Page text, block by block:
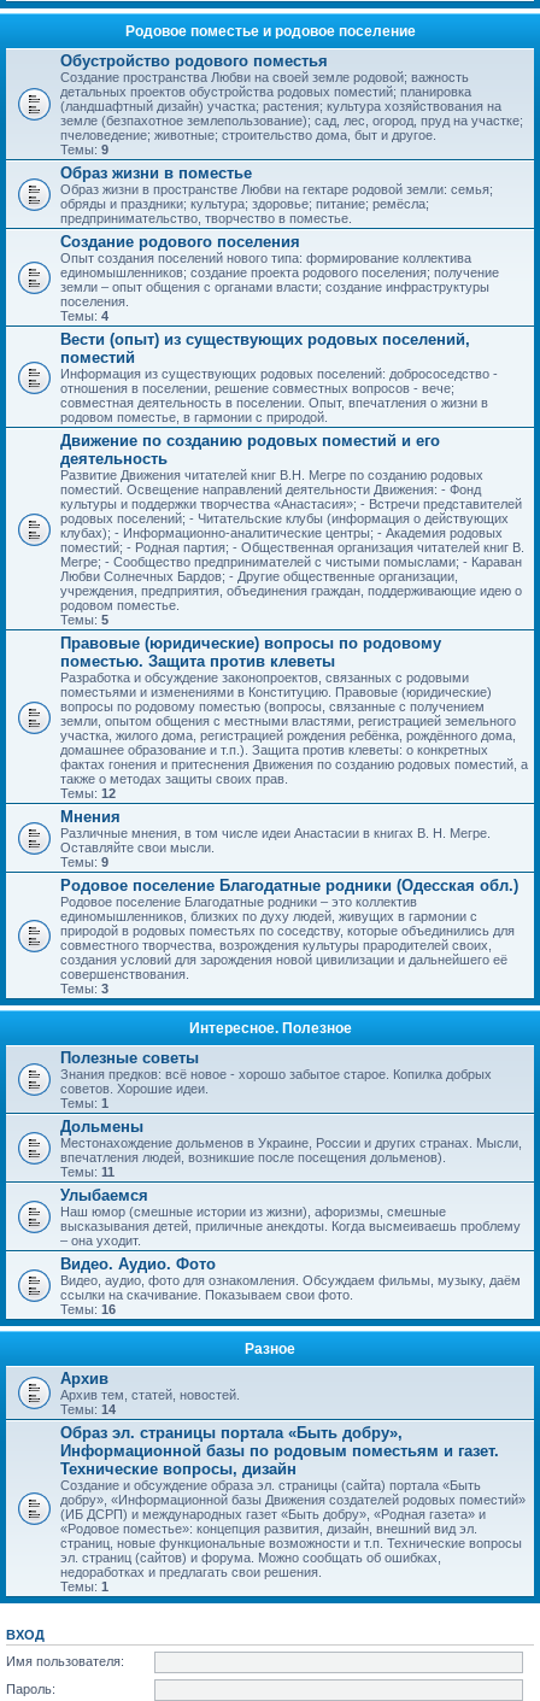
Родовое поместье и родовое поселение
Обустройство родового поместья
Создание пространства Любви на своей земле родовой; важность
детальных проектов обустройства родовых поместий; планировка
(ландшафтный дизайн) участка; растения; культура хозяйствования на
земле (безпахотное землепользование); сад, лес, огород, пруд на участке;
пчеловедение; животные; строительство дома, быт и другое.
Темы: 9
Образ жизни в поместье
Образ жизни в пространстве Любви на гектаре родовой земли: семья;
обряды и праздники; культура; здоровье; питание; ремёсла;
предпринимательство, творчество в поместье.
Создание родового поселения
Опыт создания поселений нового типа: формирование коллектива
единомышленников; создание проекта родового поселения; получение
земли – опыт общения с органами власти; создание инфраструктуры
поселения.
Темы: 4
Вести (опыт) из существующих родовых поселений,
поместий
Информация из существующих родовых поселений: добрососедство -
отношения в поселении, решение совместных вопросов - вече;
совместная деятельность в поселении. Опыт, впечатления о жизни в
родовом поместье, в гармонии с природой.
Движение по созданию родовых поместий и его
деятельность
Развитие Движения читателей книг В.Н. Мегре по созданию родовых
поместий. Освещение направлений деятельности Движения: - Фонд
культуры и поддержки творчества «Анастасия»; - Встречи представителей
родовых поселений; - Читательские клубы (информация о действующих
клубах); - Информационно-аналитические центры; - Академия родовых
поместий; - Родная партия; - Общественная организация читателей книг В.
Мегре; - Сообщество предпринимателей с чистыми помыслами; - Караван
Любви Солнечных Бардов; - Другие общественные организации,
учреждения, предприятия, объединения граждан, поддерживающие идею о
родовом поместье.
Темы: 5
Правовые (юридические) вопросы по родовому
поместью. Защита против клеветы
Разработка и обсуждение законопроектов, связанных с родовыми
поместьями и изменениями в Конституцию. Правовые (юридические)
вопросы по родовому поместью (вопросы, связанные с получением
земли, опытом общения с местными властями, регистрацией земельного
участка, жилого дома, регистрацией рождения ребёнка, рождённого дома,
домашнее образование и т.п.). Защита против клеветы: о конкретных
фактах гонения и притеснения Движения по созданию родовых поместий, а
также о методах защиты своих прав.
Темы: 12
Мнения
Различные мнения, в том числе идеи Анастасии в книгах В. Н. Мегре.
Оставляйте свои мысли.
Темы: 9
Родовое поселение Благодатные родники (Одесская обл.)
Родовое поселение Благодатные родники – это коллектив
единомышленников, близких по духу людей, живущих в гармонии с
природой в родовых поместьях по соседству, которые объединились для
совместного творчества, возрождения культуры прародителей своих,
создания условий для зарождения новой цивилизации и дальнейшего её
совершенствования.
Темы: 3
Интересное. Полезное
Полезные советы
Знания предков: всё новое - хорошо забытое старое. Копилка добрых
советов. Хорошие идеи.
Темы: 1
Дольмены
Местонахождение дольменов в Украине, России и других странах. Мысли,
впечатления людей, возникшие после посещения дольменов).
Темы: 11
Улыбаемся
Наш юмор (смешные истории из жизни), афоризмы, смешные
высказывания детей, приличные анекдоты. Когда высмеиваешь проблему
– она уходит.
Видео. Аудио. Фото
Видео, аудио, фото для ознакомления. Обсуждаем фильмы, музыку, даём
ссылки на скачивание. Показываем свои фото.
Темы: 16
Разное
Архив
Архив тем, статей, новостей.
Темы: 14
Образ эл. страницы портала «Быть добру»,
Информационной базы по родовым поместьям и газет.
Технические вопросы, дизайн
Создание и обсуждение образа эл. страницы (сайта) портала «Быть
добру», «Информационной базы Движения создателей родовых поместий»
(ИБ ДСРП) и международных газет «Быть добру», «Родная газета» и
«Родовое поместье»: концепция развития, дизайн, внешний вид эл.
страниц, новые функциональные возможности и т.п. Технические вопросы
эл. страниц (сайтов) и форума. Можно сообщать об ошибках,
недоработках и предлагать свои решения.
Темы: 1
ВХОД
Имя пользователя:
Пароль: